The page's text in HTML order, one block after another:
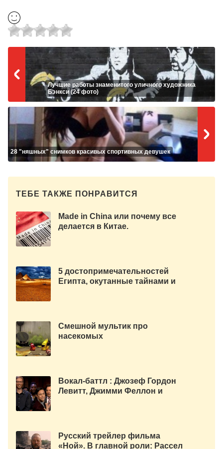
Лучшие работы знаменитого уличного художника
Бэнкси (24 фото)
28 "няшных" снимков красивых спортивных девушек
ТЕБЕ ТАКЖЕ ПОНРАВИТСЯ
Made in China или почему все
делается в Китае.
5 достопримечательностей
Египта, окутанные тайнами и
Смешной мультик про
насекомых
Вокал-баттл : Джозеф Гордон
Левитт, Джимми Феллон и
Русский трейлер фильма
«Ной». В главной роли: Рассел